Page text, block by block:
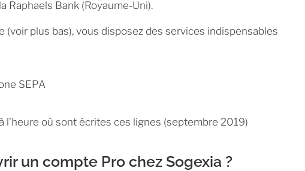
Raphaels Bank (Royaume-Uni).
(voir plus bas), vous disposez des services indispensables
SEPA
l’heure où sont écrites ces lignes (septembre 2019)
un compte Pro chez Sogexia ?